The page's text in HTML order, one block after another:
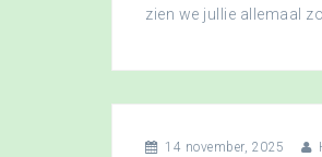
zien we jullie allemaal
14 november, 2025